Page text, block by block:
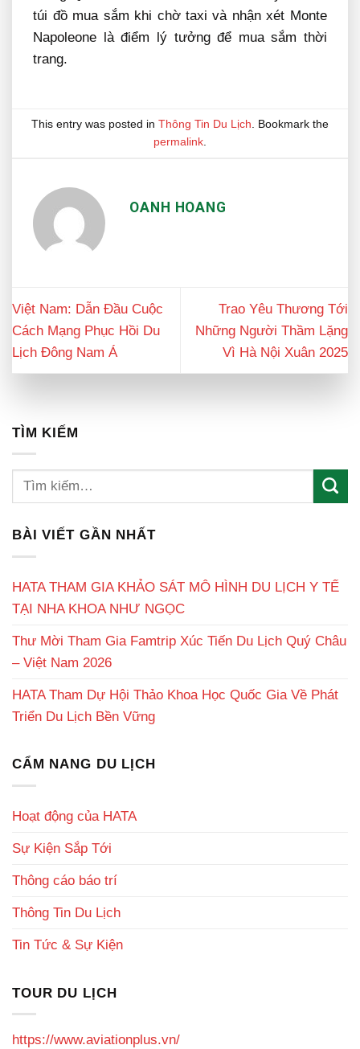
túi đồ mua sắm khi chờ taxi và nhận xét Monte
Napoleone là điểm lý tưởng để mua sắm thời
trang.
This entry was posted in Thông Tin Du Lịch. Bookmark the
permalink.
OANH HOANG
Việt Nam: Dẫn Đầu Cuộc
Cách Mạng Phục Hồi Du
Lịch Đông Nam Á
Trao Yêu Thương Tới
Những Người Thầm Lặng
Vì Hà Nội Xuân 2025
TÌM KIẾM
BÀI VIẾT GẦN NHẤT
HATA THAM GIA KHẢO SÁT MÔ HÌNH DU LỊCH Y TẾ
TẠI NHA KHOA NHƯ NGỌC
Thư Mời Tham Gia Famtrip Xúc Tiến Du Lịch Quý Châu
– Việt Nam 2026
HATA Tham Dự Hội Thảo Khoa Học Quốc Gia Về Phát
Triển Du Lịch Bền Vững
CẨM NANG DU LỊCH
Hoạt động của HATA
Sự Kiện Sắp Tới
Thông cáo báo trí
Thông Tin Du Lịch
Tin Tức & Sự Kiện
TOUR DU LỊCH
https://www.aviationplus.vn/